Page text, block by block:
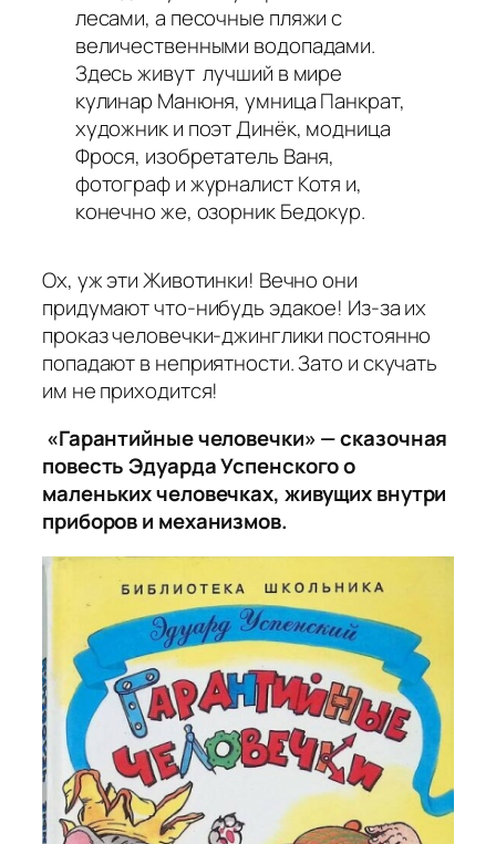
лесами, а песочные пляжи с
величественными водопадами.
Здесь живут лучший в мире
кулинар Манюня, умница Панкрат,
художник и поэт Динёк, модница
Фрося, изобретатель Ваня,
фотограф и журналист Котя и,
конечно же, озорник Бедокур.
Ох, уж эти Животинки! Вечно они
придумают что-нибудь эдакое! Из-за их
проказ человечки-джинглики постоянно
попадают в неприятности. Зато и скучать
им не приходится!
«Гарантийные человечки» — сказочная
повесть Эдуарда Успенского о
маленьких человечках, живущих внутри
приборов и механизмов.